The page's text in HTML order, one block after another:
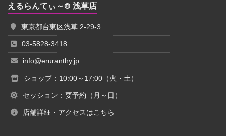
えるらんてぃ～® 浅草店
東京都台東区浅草 2-29-3
03-5828-3418
info@eruranthy.jp
ショップ：10:00～17:00（火・土）
セッション：要予約（月～日）
店舗詳細・アクセスはこちら